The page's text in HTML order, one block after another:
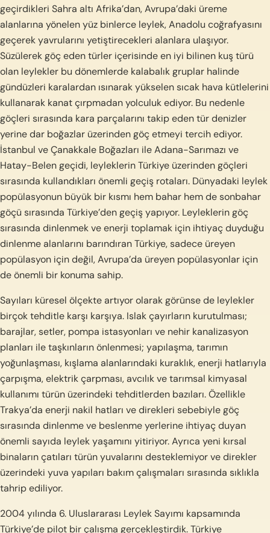
geçirdikleri Sahra altı Afrika’dan, Avrupa’daki üreme
alanlarına yönelen yüz binlerce leylek, Anadolu coğrafyasını
geçerek yavrularını yetiştirecekleri alanlara ulaşıyor.
Süzülerek göç eden türler içerisinde en iyi bilinen kuş türü
olan leylekler bu dönemlerde kalabalık gruplar halinde
gündüzleri karalardan ısınarak yükselen sıcak hava kütlelerini
kullanarak kanat çırpmadan yolculuk ediyor. Bu nedenle
göçleri sırasında kara parçalarını takip eden tür denizler
yerine dar boğazlar üzerinden göç etmeyi tercih ediyor.
İstanbul ve Çanakkale Boğazları ile Adana-Sarımazı ve
Hatay-Belen geçidi, leyleklerin Türkiye üzerinden göçleri
sırasında kullandıkları önemli geçiş rotaları. Dünyadaki leylek
popülasyonun büyük bir kısmı hem bahar hem de sonbahar
göçü sırasında Türkiye’den geçiş yapıyor. Leyleklerin göç
sırasında dinlenmek ve enerji toplamak için ihtiyaç duyduğu
dinlenme alanlarını barındıran Türkiye, sadece üreyen
popülasyon için değil, Avrupa’da üreyen popülasyonlar için
de önemli bir konuma sahip.
Sayıları küresel ölçekte artıyor olarak görünse de leylekler
birçok tehditle karşı karşıya. Islak çayırların kurutulması;
barajlar, setler, pompa istasyonları ve nehir kanalizasyon
planları ile taşkınların önlenmesi; yapılaşma, tarımın
yoğunlaşması, kışlama alanlarındaki kuraklık, enerji hatlarıyla
çarpışma, elektrik çarpması, avcılık ve tarımsal kimyasal
kullanımı türün üzerindeki tehditlerden bazıları. Özellikle
Trakya’da enerji nakil hatları ve direkleri sebebiyle göç
sırasında dinlenme ve beslenme yerlerine ihtiyaç duyan
önemli sayıda leylek yaşamını yitiriyor. Ayrıca yeni kırsal
binaların çatıları türün yuvalarını desteklemiyor ve direkler
üzerindeki yuva yapıları bakım çalışmaları sırasında sıklıkla
tahrip ediliyor.
2004 yılında 6. Uluslararası Leylek Sayımı kapsamında
Türkiye’de pilot bir çalışma gerçekleştirdik. Türkiye